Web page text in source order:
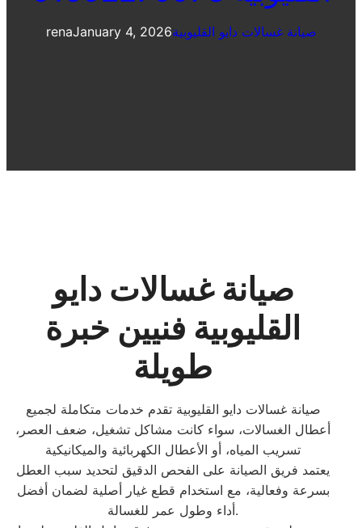
renaJanuary 4, 2026صيانة غسالات دايو القليوبية
صيانة غسالات دايو
القليوبية فنيين خبرة
طويلة
صيانة غسالات دايو القليوبية تقدم خدمات متكاملة لجميع
أعطال الغسالات، سواء كانت مشاكل تشغيل، ضعف العصر،
تسريب المياه، أو الأعطال الكهربائية والميكانيكية
يعتمد فريق الصيانة على الفحص الدقيق لتحديد سبب العطل
بسرعة وفعالية، مع استخدام قطع غيار أصلية لضمان أفضل
أداء وطول عمر للغسالة.